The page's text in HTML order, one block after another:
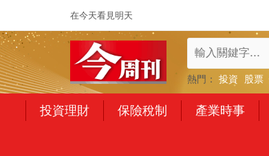
在今天看見明天
熱門： 投資 股票
投資理財 保險稅制 產業時事